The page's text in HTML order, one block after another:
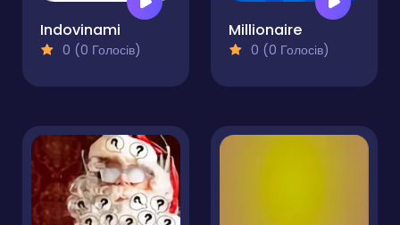
Indovinami
0 (0 Голосів)
Millionaire
0 (0 Голосів)